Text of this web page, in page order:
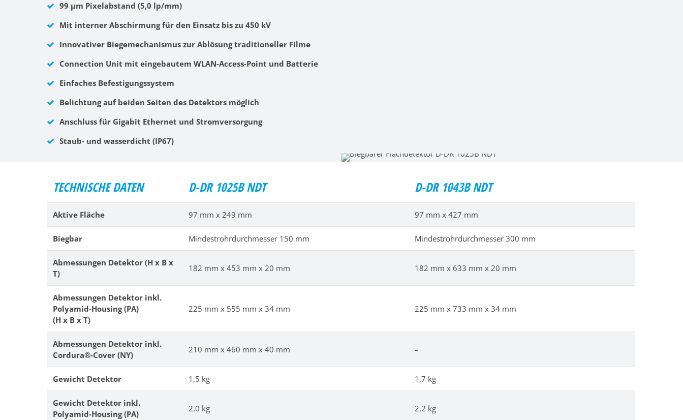
99 μm Pixelabstand (5,0 lp/mm)
Mit interner Abschirmung für den Einsatz bis zu 450 kV
Innovativer Biegemechanismus zur Ablösung traditioneller Filme
Connection Unit mit eingebautem WLAN-Access-Point und Batterie
Einfaches Befestigungssystem
Belichtung auf beiden Seiten des Detektors möglich
Anschluss für Gigabit Ethernet und Stromversorgung
Staub- und wasserdicht (IP67)
TECHNISCHE DATEN D-DR 1025B NDT D-DR 1043B NDT
Aktive Fläche 97 mm x 249 mm 97 mm x 427 mm
Biegbar Mindestrohrdurchmesser 150 mm Mindestrohrdurchmesser 300 mm
Abmessungen Detektor (H x B x
T)
182 mm x 453 mm x 20 mm 182 mm x 633 mm x 20 mm
Abmessungen Detektor inkl.
Polyamid-Housing (PA)
(H x B x T)
225 mm x 555 mm x 34 mm 225 mm x 733 mm x 34 mm
Abmessungen Detektor inkl.
Cordura®-Cover (NY)
210 mm x 460 mm x 40 mm –
Gewicht Detektor 1,5 kg 1,7 kg
Gewicht Detektor inkl.
Polyamid-Housing (PA)
2,0 kg 2,2 kg